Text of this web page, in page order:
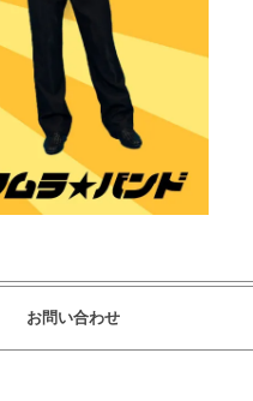
お問い合わせ